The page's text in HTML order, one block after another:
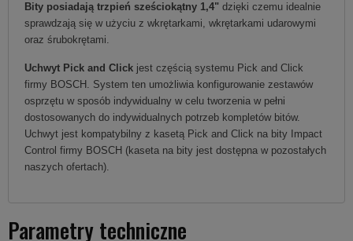
Bity posiadają trzpień sześciokątny 1,4" dzięki czemu idealnie
sprawdzają się w użyciu z wkrętarkami, wkrętarkami udarowymi
oraz śrubokrętami.
Uchwyt Pick and Click jest częścią systemu Pick and Click
firmy BOSCH. System ten umożliwia konfigurowanie zestawów
osprzętu w sposób indywidualny w celu tworzenia w pełni
dostosowanych do indywidualnych potrzeb kompletów bitów.
Uchwyt jest kompatybilny z kasetą Pick and Click na bity Impact
Control firmy BOSCH (kaseta na bity jest dostępna w pozostałych
naszych ofertach).
Parametry techniczne